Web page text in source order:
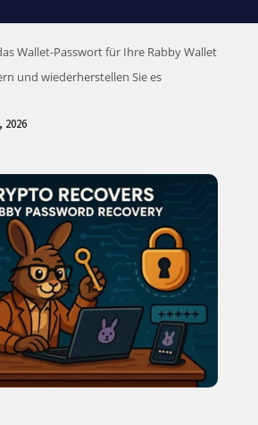
Wallet-Passwort für Ihre Rabby Wallet
und wiederherstellen Sie es
2026